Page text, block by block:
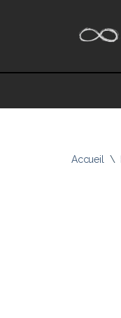
contenu
Accueil \